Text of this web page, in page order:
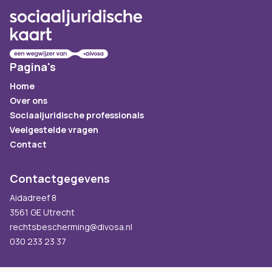
Pagina's
Home
Over ons
Sociaaljuridische professionals
Veelgestelde vragen
Contact
Contactgegevens
Aidadreef 8
3561 GE Utrecht
rechtsbescherming@divosa.nl
030 233 23 37